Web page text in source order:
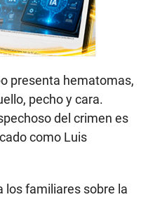
presenta hematomas,
pecho y cara.
del crimen es
como Luis
los familiares sobre la